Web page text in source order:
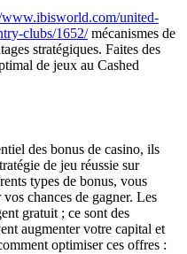
www.ibisworld.com/united-
clubs/1652/mécanismes de
stratégiques. Faites des
de jeux au Cashed
des bonus de casino, ils
de jeu réussie sur
types de bonus, vous
chances de gagner. Les
gratuit ; ce sont des
augmenter votre capital et
optimiser ces offres :